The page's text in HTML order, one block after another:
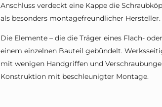
Anschluss verdeckt eine Kappe die
als besonders montagefreundlicher Hersteller.
Die Elemente – die die Träger eines Flach-
einem einzelnen Bauteil gebündelt.
mit wenigen Handgriffen und
Konstruktion mit beschleunigter Montage.